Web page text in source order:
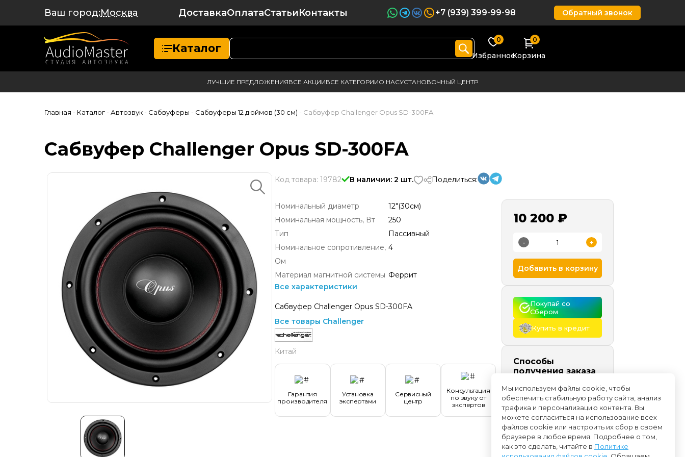
Ваш город:Москва ДоставкаОплатаСтатьиКонтакты +7 (939) 399-99-98 Обратный звонок
Каталог
0
Избранное
0
Корзина
ЛУЧШИЕ ПРЕДЛОЖЕНИЯВСЕ АКЦИИВСЕ КАТЕГОРИИО НАСУСТАНОВОЧНЫЙ ЦЕНТР
Главная - Каталог- Автозвук- Сабвуферы - Сабвуферы 12 дюймов (30 см) - Сабвуфер Challenger Opus SD-300FA
Сабвуфер Challenger Opus SD-300FA
Код товара: 19782 В наличии: 2 шт. Поделиться:
Номинальный диаметр
12"(30см)
Номинальная мощность, Вт
250
Тип
Пассивный
Номинальное сопротивление,
Ом
4
Материал магнитной системы Феррит
Все характеристики
Сабвуфер Challenger Opus SD-300FA
Все товары Challenger
Китай
Гарантия
производителя
Установка
экспертами
Сервисный
центр
Консультация
по звуку от
экспертов
10 200 ₽
- +
Добавить в корзину
Покупай со
Сбером
Купить в кредит
Способы
получения заказа
сегодня и
позже, бесплатно
Доставканачиная с
09.08
Мы используем файлы cookie, чтобы
обеспечить стабильную работу сайта, анализ
трафика и персонализацию контента. Вы
можете согласиться на использование всех
файлов cookie или настроить их сбор в своём
браузере в любое время. Подробнее о том,
как это сделать, читайте в Политике